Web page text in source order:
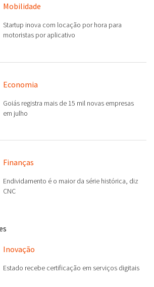
Mobilidade
Startup inova com locação por hora para
motoristas por aplicativo
Economia
Goiás registra mais de 15 mil novas empresas
em julho
Finanças
Endividamento é o maior da série histórica, diz
CNC
Inovação
Estado recebe certificação em serviços digitais